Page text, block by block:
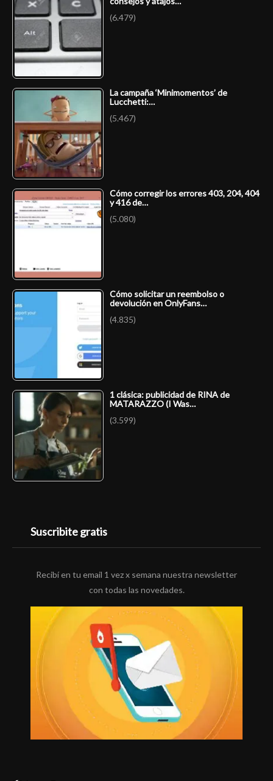
(6.479)
La campaña ‘Minimomentos’ de
Lucchetti:…
(5.467)
Cómo corregir los errores 403, 204, 404
y 416 de…
(5.080)
Cómo solicitar un reembolso o
devolución en OnlyFans…
(4.835)
1 clásica: publicidad de RINA de
MATARAZZO (I Was…
(3.599)
Suscribite gratis
Recibí en tu email 1 vez x semana nuestra newsletter
con todas las novedades.